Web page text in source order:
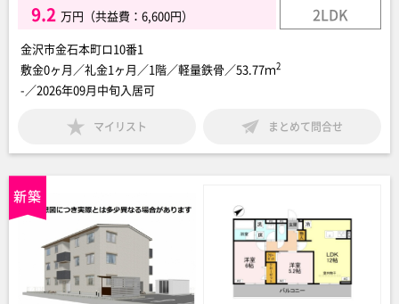
9.2 万円（共益費：6,600円） 2LDK
金沢市金石本町ロ10番1
敷金0ヶ月／礼金1ヶ月／1階／軽量鉄骨／53.77ｍ2
-／2026年09月中旬入居可
マイリスト まとめて問合せ